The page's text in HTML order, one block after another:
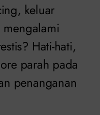
keluar
Hati-hati,
parah pada
penanganan